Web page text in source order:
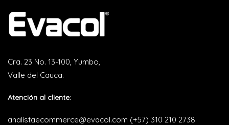
Cra. 23 No. 13-100, Yumbo,
Valle del Cauca.
Atención al cliente:
analistaecommerce@evacol.com (+57) 310 210 2738